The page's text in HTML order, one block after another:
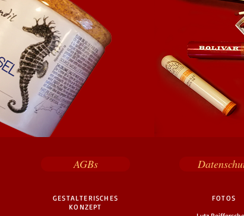
AGBs
GESTALTERISCHES
KONZEPT
FOTOS